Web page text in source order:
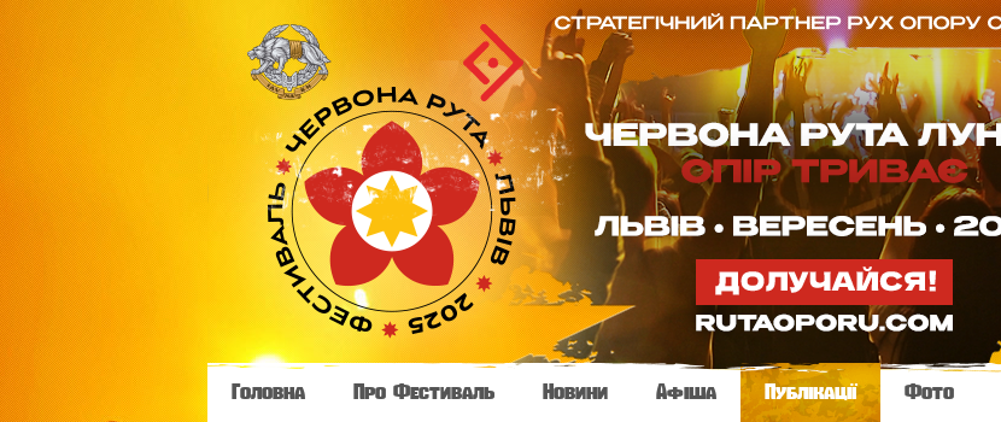
Головна Про Фестиваль Новини Афіша Публікації Фото